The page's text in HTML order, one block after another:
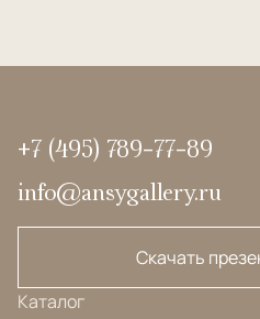
+7 (495) 789-77-89
info@ansygallery.ru
Скачать
Каталог